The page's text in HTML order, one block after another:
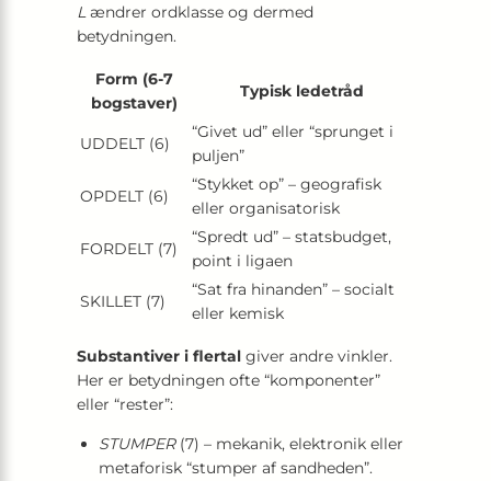
Lændrer ordklasse og dermed
betydningen.
Form (6-7
bogstaver)
Typisk ledetråd
UDDELT (6)
“Givet ud” eller “sprunget i
puljen”
OPDELT (6)
“Stykket op” – geografisk
eller organisatorisk
FORDELT (7)
“Spredt ud” – statsbudget,
point i ligaen
SKILLET (7)
“Sat fra hinanden” – socialt
eller kemisk
Substantiver i flertal giver andre vinkler.
Her er betydningen ofte “komponenter”
eller “rester”:
STUMPER(7) – mekanik, elektronik eller
metaforisk “stumper af sandheden”.